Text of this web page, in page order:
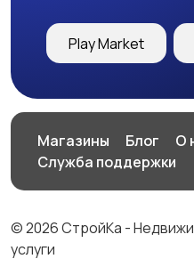
Play Market
Магазины Блог О
Служба поддержки
© 2026 СтройКа -
услуги